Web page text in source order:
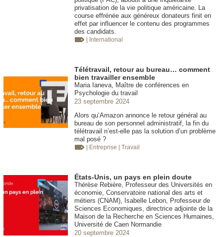
privatisation de la vie politique américaine. La
course effrénée aux généreux donateurs finit en
effet par influencer le contenu des programmes
des candidats.
| International
Télétravail, retour au bureau… comment
bien travailler ensemble
Maria Ianeva, Maître de conférences en
Psychologie du travail
23 septembre 2024
Alors qu’Amazon annonce le retour général au
bureau de son personnel administratif, la fin du
télétravail n’est-elle pas la solution d’un problème
mal posé ?
| Entreprise | Travail
États-Unis, un pays en plein doute
Thérèse Rebière, Professeur des Universités en
économie, Conservatoire national des arts et
métiers (CNAM), Isabelle Lebon, Professeur de
Sciences Economiques, directrice adjointe de la
Maison de la Recherche en Sciences Humaines,
Université de Caen Normandie
20 septembre 2024